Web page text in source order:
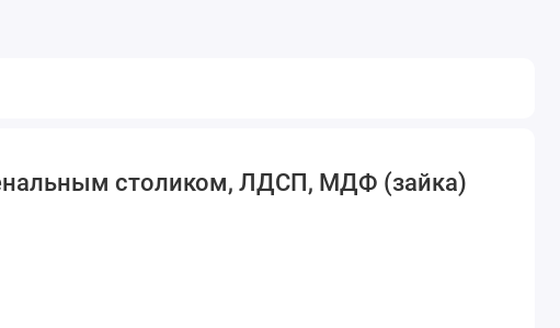
столиком, ЛДСП, МДФ (зайка)